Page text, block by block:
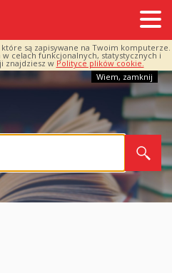
są zapisywane na Twoim komputerze.
celach funkcjonalnych, statystycznych i
znajdziesz w Polityce plików cookie.
Wiem, zamknij